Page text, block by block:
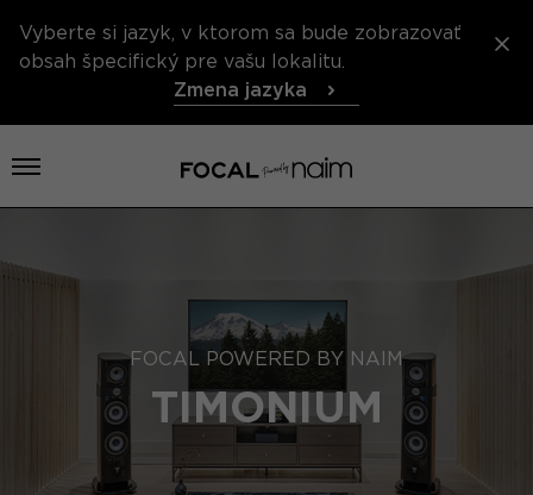
Vyberte si jazyk, v ktorom sa bude zobrazovať
obsah špecifický pre vašu lokalitu.
Zmena jazyka
Otvoriť menu
FOCAL POWERED BY NAIM
TIMONIUM